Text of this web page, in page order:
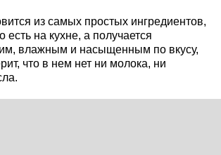
из самых простых ингредиентов,
есть на кухне, а получается
влажным и насыщенным по вкусу,
что в нем нет ни молока, ни